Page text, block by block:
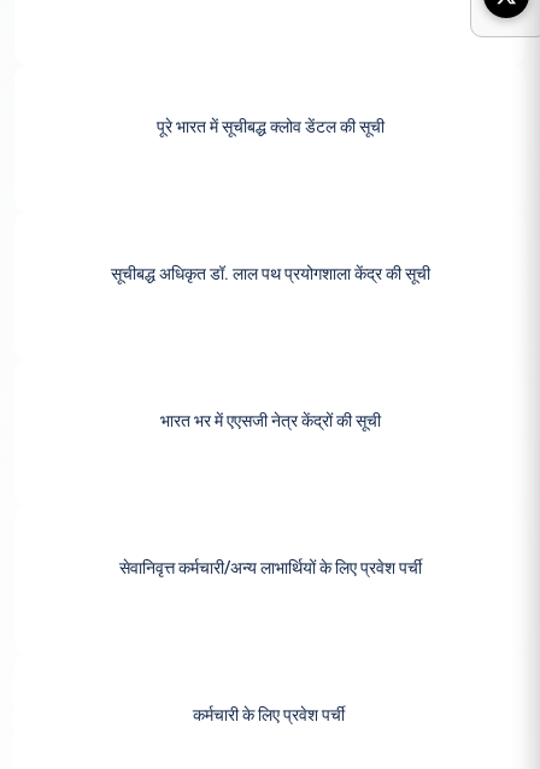
पूरे भारत में सूचीबद्ध क्लोव डेंटल की सूची
सूचीबद्ध अधिकृत डॉ. लाल पथ प्रयोगशाला केंद्र की सूची
भारत भर में एएसजी नेत्र केंद्रों की सूची
सेवानिवृत्त कर्मचारी/अन्य लाभार्थियों के लिए प्रवेश पर्ची
कर्मचारी के लिए प्रवेश पर्ची